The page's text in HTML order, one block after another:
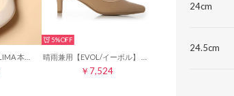
【EVOL/イーボル】 ILIMA 本革7.5cmパンプス IO8045 （ベージュ）
5%
￥7,524
24cm
24.5cm